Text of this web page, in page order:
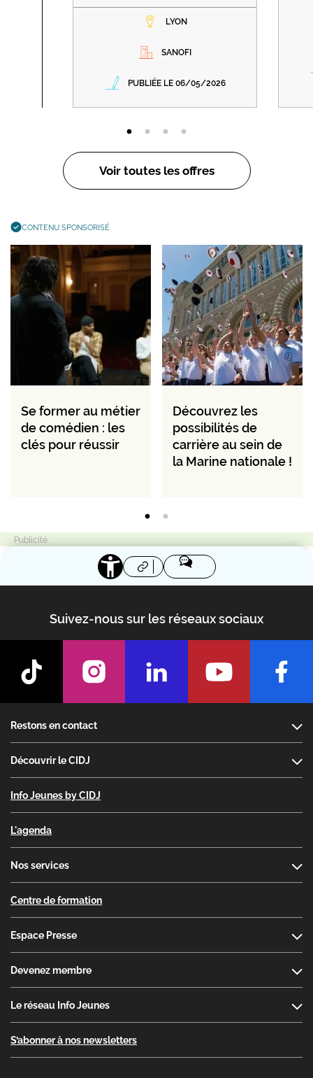
LYON
SANOFI
PUBLIÉE LE 06/05/2026
Voir toutes les offres
CONTENU SPONSORISÉ
Se former au métier
de comédien : les
clés pour réussir
Découvrez les
possibilités de
carrière au sein de
la Marine nationale !
Suivez-nous sur les réseaux sociaux
Restons en contact
Découvrir le CIDJ
Info Jeunes by CIDJ
L'agenda
Nos services
Centre de formation
Espace Presse
Devenez membre
Le réseau Info Jeunes
S’abonner à nos newsletters